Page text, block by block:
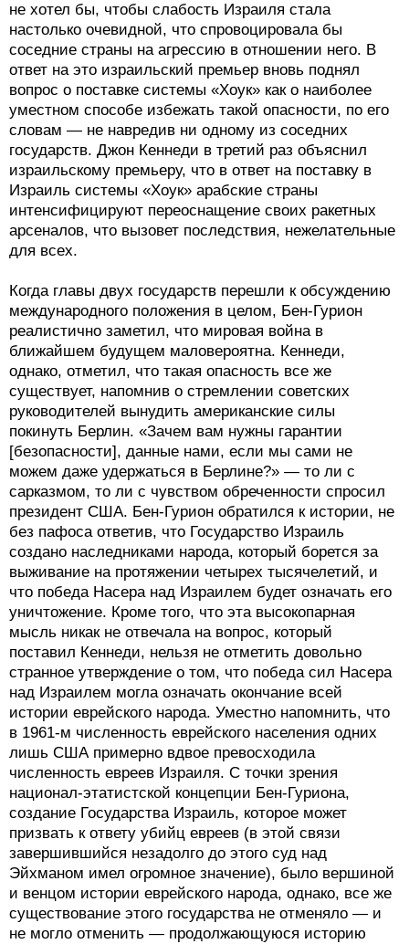
не хотел бы, чтобы слабость Израиля стала
настолько очевидной, что спровоцировала бы
соседние страны на агрессию в отношении него. В
ответ на это израильский премьер вновь поднял
вопрос о поставке системы «Хоук» как о наиболее
уместном способе избежать такой опасности, по его
словам — не навредив ни одному из соседних
государств. Джон Кеннеди в третий раз объяснил
израильскому премьеру, что в ответ на поставку в
Израиль системы «Хоук» арабские страны
интенсифицируют переоснащение своих ракетных
арсеналов, что вызовет последствия, нежелательные
для всех.
Когда главы двух государств перешли к обсуждению
международного положения в целом, Бен-Гурион
реалистично заметил, что мировая война в
ближайшем будущем маловероятна. Кеннеди,
однако, отметил, что такая опасность все же
существует, напомнив о стремлении советских
руководителей вынудить американские силы
покинуть Берлин. «Зачем вам нужны гарантии
[безопасности], данные нами, если мы сами не
можем даже удержаться в Берлине?» — то ли с
сарказмом, то ли с чувством обреченности спросил
президент США. Бен-Гурион обратился к истории, не
без пафоса ответив, что Государство Израиль
создано наследниками народа, который борется за
выживание на протяжении четырех тысячелетий, и
что победа Насера над Израилем будет означать его
уничтожение. Кроме того, что эта высокопарная
мысль никак не отвечала на вопрос, который
поставил Кеннеди, нельзя не отметить довольно
странное утверждение о том, что победа сил Насера
над Израилем могла означать окончание всей
истории еврейского народа. Уместно напомнить, что
в 1961-м численность еврейского населения одних
лишь США примерно вдвое превосходила
численность евреев Израиля. С точки зрения
национал-этатистской концепции Бен-Гуриона,
создание Государства Израиль, которое может
призвать к ответу убийц евреев (в этой связи
завершившийся незадолго до этого суд над
Эйхманом имел огромное значение), было вершиной
и венцом истории еврейского народа, однако, все же
существование этого государства не отменяло — и
не могло отменить — продолжающуюся историю